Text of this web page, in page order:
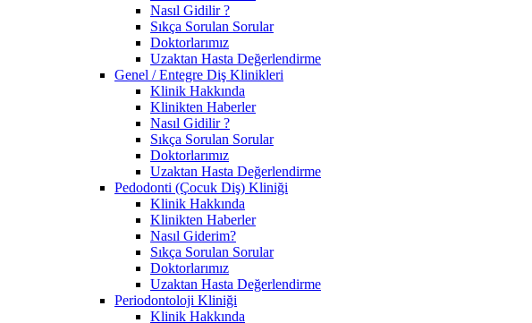
Nasıl Gidilir ?
Sıkça Sorulan Sorular
Doktorlarımız
Uzaktan Hasta Değerlendirme
Genel / Entegre Diş Klinikleri
Klinik Hakkında
Klinikten Haberler
Nasıl Gidilir ?
Sıkça Sorulan Sorular
Doktorlarımız
Uzaktan Hasta Değerlendirme
Pedodonti (Çocuk Diş) Kliniği
Klinik Hakkında
Klinikten Haberler
Nasıl Giderim?
Sıkça Sorulan Sorular
Doktorlarımız
Uzaktan Hasta Değerlendirme
Periodontoloji Kliniği
Klinik Hakkında